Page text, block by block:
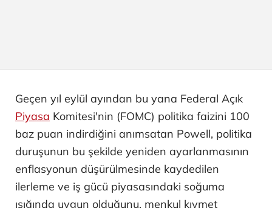
Geçen yıl eylül ayından bu yana Federal Açık
Piyasa Komitesi'nin (FOMC) politika faizini 100
baz puan indirdiğini anımsatan Powell, politika
duruşunun bu şekilde yeniden ayarlanmasının
enflasyonun düşürülmesinde kaydedilen
ilerleme ve iş gücü piyasasındaki soğuma
ışığında uygun olduğunu, menkul kıymet